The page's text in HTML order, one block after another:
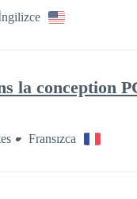
la conception
Fransızca